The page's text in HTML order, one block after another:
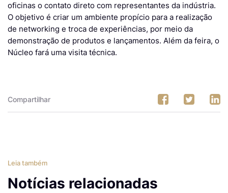
oficinas o contato direto com representantes da indústria.
O objetivo é criar um ambiente propício para a realização
de networking e troca de experiências, por meio da
demonstração de produtos e lançamentos. Além da feira, o
Núcleo fará uma visita técnica.
Compartilhar
Leia também
Notícias relacionadas